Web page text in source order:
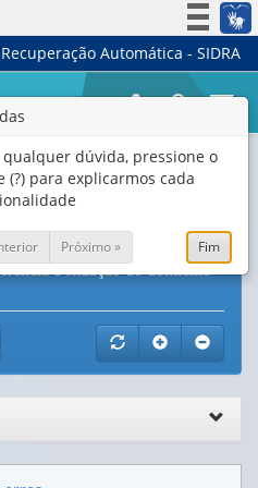
Simplifique!
Legislação
Canais
Automática - SIDRA
ou mais de idade com
4 dias ou mais nos últimos 30
condição em relação à força
e situação do domicílio
qualquer dúvida, pressione o
(?) para explicarmos cada
Próximo » Fim